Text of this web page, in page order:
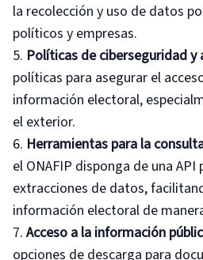
la recolección y uso de datos
políticos y empresas.
Políticas deciberseguridad y
políticas para asegurar el
información electoral,
el exterior.
Herramientas para la c
el ONAFIP disponga de una
extracciones de datos,
información electoral de
Acceso a la información p
opciones de descarga para